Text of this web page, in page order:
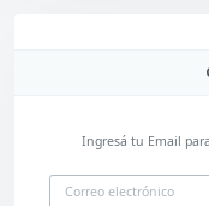
Ingresá tu Email